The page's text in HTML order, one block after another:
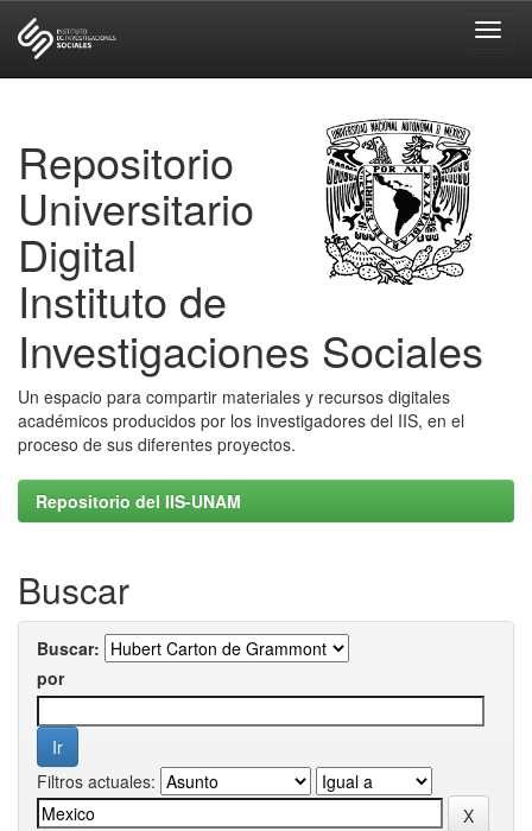
Repositorio
Universitario
Digital
Instituto de
Investigaciones Sociales
Un espacio para compartir materiales y recursos digitales
académicos producidos por los investigadores del IIS, en el
proceso de sus diferentes proyectos.
Repositorio del IIS-UNAM
Buscar
Buscar:
por
Filtros actuales: